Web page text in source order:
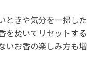
ときや気分を一掃した
を焚いてリセットする
いお香の楽しみ方も増